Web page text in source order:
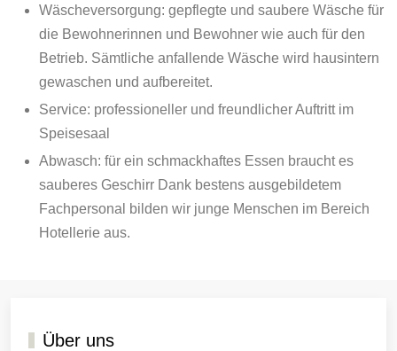
Wäscheversorgung: gepflegte und saubere Wäsche für
die Bewohnerinnen und Bewohner wie auch für den
Betrieb. Sämtliche anfallende Wäsche wird hausintern
gewaschen und aufbereitet.
Service: professioneller und freundlicher Auftritt im
Speisesaal
Abwasch: für ein schmackhaftes Essen braucht es
sauberes Geschirr Dank bestens ausgebildetem
Fachpersonal bilden wir junge Menschen im Bereich
Hotellerie aus.
Über uns